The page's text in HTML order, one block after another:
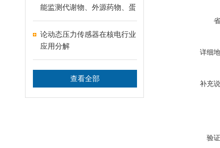
能监测代谢物、外源药物、蛋
白与金属离子等靶标!
论动态压力传感器在核电行业
应用分解
查看全部
详细
补充
验